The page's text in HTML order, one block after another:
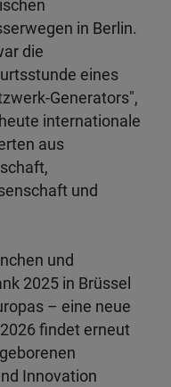
in Berlin.
die
eines
Generators",
internationale
aus
und
und
2025 in Brüssel
– eine neue
findet erneut
Innovation